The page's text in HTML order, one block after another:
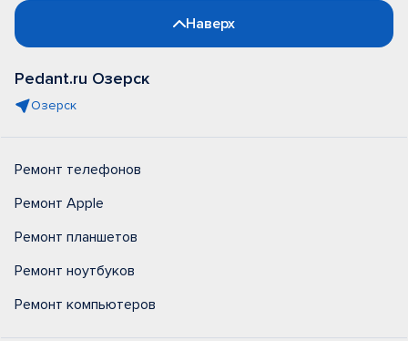
Наверх
Pedant.ru Озерск
Озерск
Ремонт телефонов
Ремонт Apple
Ремонт планшетов
Ремонт ноутбуков
Ремонт компьютеров